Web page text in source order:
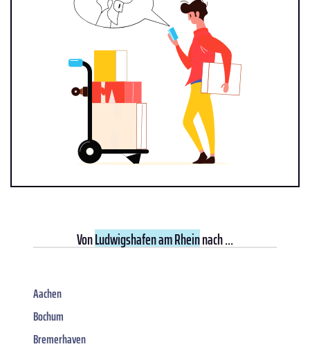
VonLudwigshafen am Rheinnach ...
Aachen
Bochum
Bremerhaven